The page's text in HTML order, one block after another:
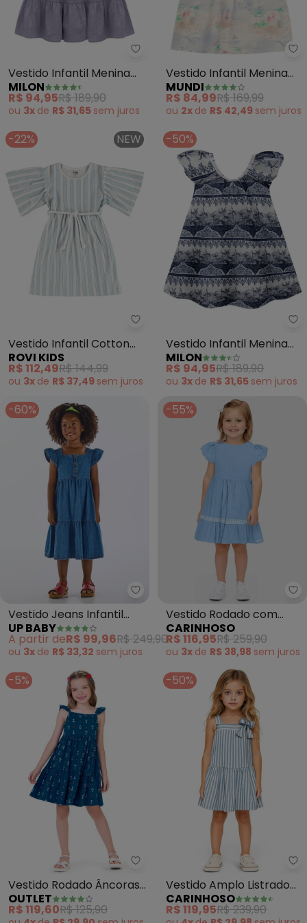
Milon - Vestido Infantil Menina
Vestido Infantil Menina
(Azul)
MILON
R$ 94,95R$ 189,90
ou 3x de R$ 31,65 sem juros
Vestido Infantil Menina
Tropical (Azul)
MUNDI
R$ 84,99R$ 169,99
ou 2x de R$ 42,49 sem juros
-22% NEW
Rovi Kids - Vestido Infantil
Vestido Infantil Cotton
Listrado (Azul)
ROVI KIDS
R$ 112,49R$ 144,99
ou 3x de R$ 37,49 sem juros
-50%
Vestido Infantil Menina
(Azul)
MILON
R$ 94,95R$ 189,90
ou 3x de R$ 31,65 sem juros
-60%
Up Baby - Vestido Jeans
Vestido Jeans Infantil
com Babados (Azul)
UP BABY
A partir deR$ 99,96R$ 249,90
ou 3x de R$ 33,32 sem juros
-55%
Vestido Rodado com
Renda (Azul)
CARINHOSO
R$ 116,95R$ 259,90
ou 3x de R$ 38,98 sem juros
-5%
Outlet - Vestido Rodado
Vestido Rodado Âncoras
Menina (Azul)
OUTLET
R$ 119,60R$ 125,90
-50%
Vestido Amplo Listrado
com Lurex (Azul)
CARINHOSO
R$ 119,95R$ 239,90